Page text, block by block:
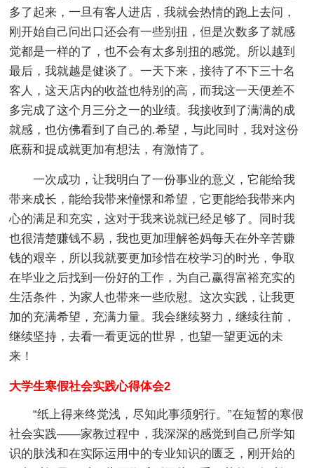
多了起来，一旦有客人进店，我就会热情的跑上去问，
刚开始自己问出口还会有一些别扭，但是次数多了就感
觉都是一样的了，也不会有太多别扭的感觉。所以越到
最后，我就越是健谈了。一天下来，接待了不下三十名
客人，这天店内的收益也特别的高，而我这一天便差不
多完成了这个月三分之一的业绩。我接收到了满满的成
就感，也仿佛看到了自己的.希望，与此同时，我对这份
底薪和提成就更加有想法，有激情了。
一次成功，让我明白了一份事业的意义，它能给我
带来成长，能给我带来憧憬和希望，它更能给我带来内
心的满足和充实，这对于我来说就已经足够了。同时我
也很清楚赚钱不易，我也更加理解爸妈每天在外辛苦赚
钱的艰辛，所以我就要更加珍惜在校学习的时光，争取
在毕业之后找到一份好的工作，为自己赢得富裕充实的
生活条件，为家人也带来一些欣慰。这次实践，让我更
加的充满希望，充满力量。我会继续努力，继续往前，
继续坚持，去看一看更远的世界，也望一望更远的未
来！
大学生寒假社会实践心得体会2
“纸上得来终觉浅，尽知此事须躬行。”在短暂的寒假
社会实践——家教过程中，我深深的感觉到自己所学知
识的肤浅和在实际运用中的专业知识的匮乏，刚开始的